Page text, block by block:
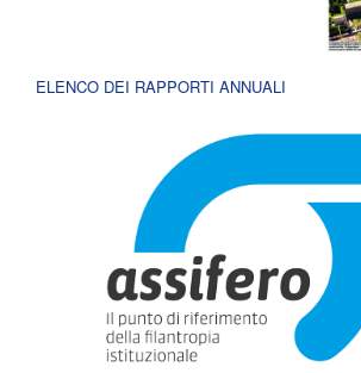
ELENCO DEI RAPPORTI ANNUALI